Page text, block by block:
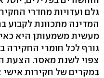
גלם ועדויות מחדרי
המדינה מתכוונת לקבוע
מעשית משמעותן היא
גורף לכל חומרי החקירה
צפוי לשנת מאסר. הצעת
במקרים של חקירות אישי